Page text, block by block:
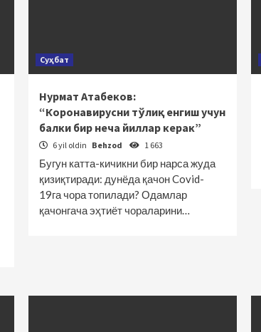
Суҳбат
Нурмат Атабеков:
“Коронавирусни тўлиқ енгиш учун
балки бир неча йиллар керак”
6 yil oldin Behzod 1 663
Бугун катта-кичикни бир нарса жуда
қизиқтиради: дунёда қачон Covid-
19га чора топилади? Одамлар
қачонгача эҳтиёт чораларини…